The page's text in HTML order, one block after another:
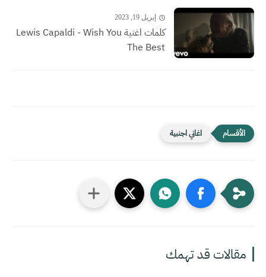
إبريل 19, 2023
كلمات اغنية Lewis Capaldi - Wish You
The Best
اغاني اجنبية
مقالات قد تهمك